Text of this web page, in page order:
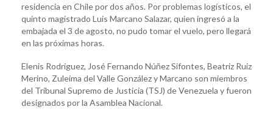
residencia en Chile por dos años. Por problemas logísticos, el
quinto magistrado Luis Marcano Salazar, quien ingresó a la
embajada el 3 de agosto, no pudo tomar el vuelo, pero llegará
en las próximas horas.
Elenis Rodríguez, José Fernando Núñez Sifontes, Beatriz Ruiz
Merino, Zuleima del Valle González y Marcano son miembros
del Tribunal Supremo de Justicia (TSJ) de Venezuela y fueron
designados por la Asamblea Nacional.